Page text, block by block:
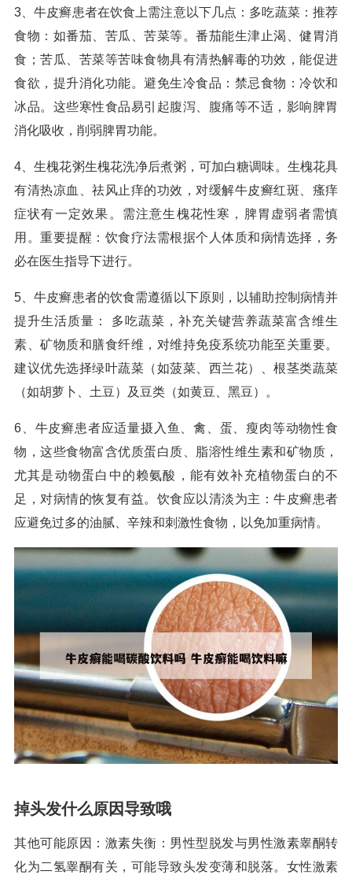
3、牛皮癣患者在饮食上需注意以下几点：多吃蔬菜：推荐
食物：如番茄、苦瓜、苦菜等。番茄能生津止渴、健胃消
食；苦瓜、苦菜等苦味食物具有清热解毒的功效，能促进
食欲，提升消化功能。避免生冷食品：禁忌食物：冷饮和
冰品。这些寒性食品易引起腹泻、腹痛等不适，影响脾胃
消化吸收，削弱脾胃功能。
4、生槐花粥生槐花洗净后煮粥，可加白糖调味。生槐花具
有清热凉血、祛风止痒的功效，对缓解牛皮癣红斑、瘙痒
症状有一定效果。需注意生槐花性寒，脾胃虚弱者需慎
用。重要提醒：饮食疗法需根据个人体质和病情选择，务
必在医生指导下进行。
5、牛皮癣患者的饮食需遵循以下原则，以辅助控制病情并
提升生活质量： 多吃蔬菜，补充关键营养蔬菜富含维生
素、矿物质和膳食纤维，对维持免疫系统功能至关重要。
建议优先选择绿叶蔬菜（如菠菜、西兰花）、根茎类蔬菜
（如胡萝卜、土豆）及豆类（如黄豆、黑豆）。
6、牛皮癣患者应适量摄入鱼、禽、蛋、瘦肉等动物性食
物，这些食物富含优质蛋白质、脂溶性维生素和矿物质，
尤其是动物蛋白中的赖氨酸，能有效补充植物蛋白的不
足，对病情的恢复有益。饮食应以清淡为主：牛皮癣患者
应避免过多的油腻、辛辣和刺激性食物，以免加重病情。
掉头发什么原因导致哦
其他可能原因：激素失衡：男性型脱发与男性激素睾酮转
化为二氢睾酮有关，可能导致头发变薄和脱落。女性激素